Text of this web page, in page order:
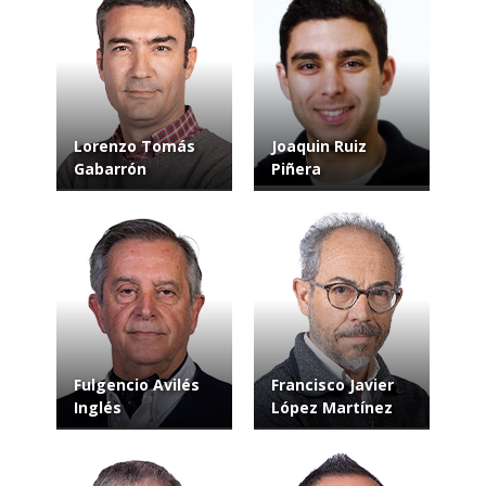
Lorenzo Tomás
Gabarrón
Joaquin Ruiz
Piñera
Fulgencio Avilés
Inglés
Francisco Javier
López Martínez